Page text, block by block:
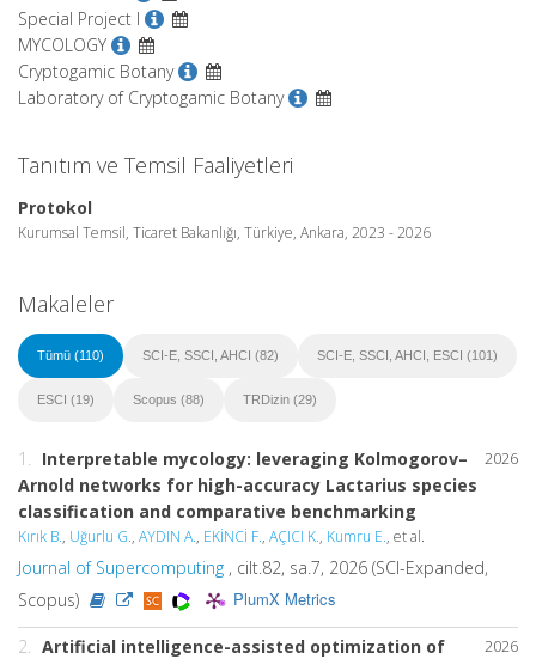
Special Project I
MYCOLOGY
Cryptogamic Botany
Laboratory of Cryptogamic Botany
Tanıtım ve Temsil Faaliyetleri
Protokol
Kurumsal Temsil, Ticaret Bakanlığı, Türkiye, Ankara, 2023 - 2026
Makaleler
Tümü (110) SCI-E, SSCI, AHCI (82) SCI-E, SSCI, AHCI, ESCI (101)
ESCI (19) Scopus (88) TRDizin (29)
2026
1. Interpretable mycology: leveraging Kolmogorov–
Arnold networks for high-accuracy Lactarius species
classification and comparative benchmarking
Kırık B., Uğurlu G., AYDIN A., EKİNCİ F., AÇICI K., Kumru E., et al.
Journal of Supercomputing , cilt.82, sa.7, 2026 (SCI-Expanded,
Scopus)
PlumX Metrics
2026
2. Artificial intelligence-assisted optimization of